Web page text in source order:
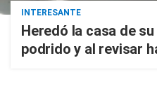
INTERESANTE
Heredó la casa de
podrido y al revisar